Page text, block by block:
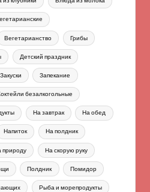
Вегетарианство Грибы
Детский праздник
Закуски Запекание
безалкогольные
На завтрак На обед
Напиток На полдник
природу На скорую руку
Полдник Помидор
Рыба и морепродукты